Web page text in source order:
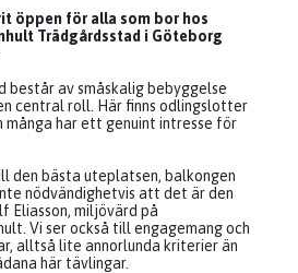
öppen för alla som bor hos
Trädgårdsstad i Göteborg
består av småskalig bebyggelse
central roll. Här finns odlingslotter
många har ett genuint intresse för
den bästa uteplatsen, balkongen
nödvändighetvis att det är den
Eliasson, miljövärd på
Vi ser också till engagemang och
alltså lite annorlunda kriterier än
här tävlingar.